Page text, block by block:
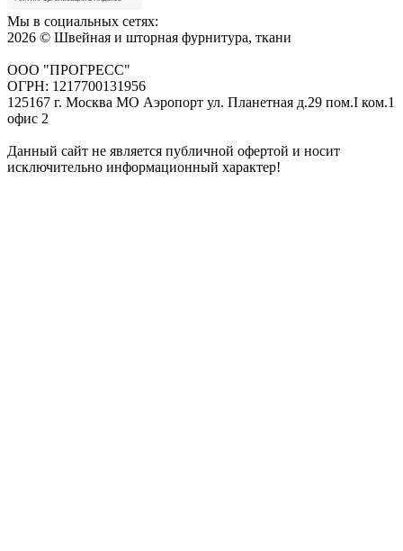
Мы в социальных сетях:
2026 © Швейная и шторная фурнитура, ткани
ООО "ПРОГРЕСС"
ОГРН: 1217700131956
125167 г. Москва МО Аэропорт ул. Планетная д.29 пом.I ком.1
офис 2
Данный сайт не является публичной офертой и носит
исключительно информационный характер!